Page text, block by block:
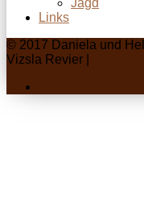
Links
© 2017 Daniela und
Vizsla Revier |